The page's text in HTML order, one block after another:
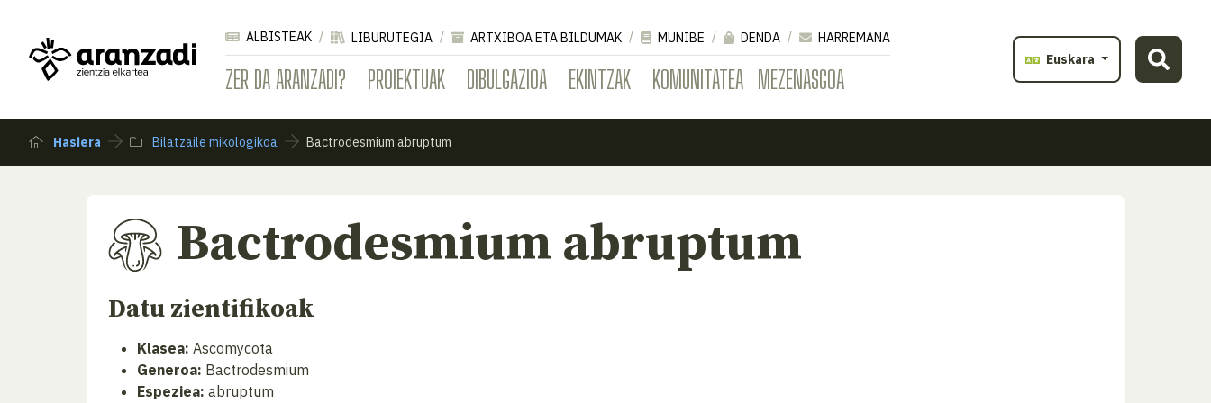
ZER DA ARANZADI? PROIEKTUAK DIBULGAZIOA EKINTZAK KOMUNITATEA MEZENASGOA
ALBISTEAK LIBURUTEGIA ARTXIBOA ETA BILDUMAK MUNIBE DENDA
HARREMANA
Euskara
Hasiera Bilatzaile mikologikoa Bactrodesmium abruptum
Bactrodesmium abruptum
Datu zientifikoak
Klasea: Ascomycota
Generoa: Bactrodesmium
Espeziea: abruptum